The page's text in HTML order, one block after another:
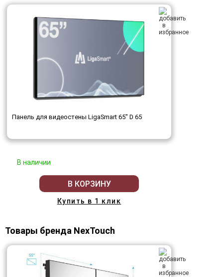
Панель для видеостены LigaSmart 65" D 65
В наличии
В КОРЗИНУ
Купить в 1 клик
Товары бренда NexTouch